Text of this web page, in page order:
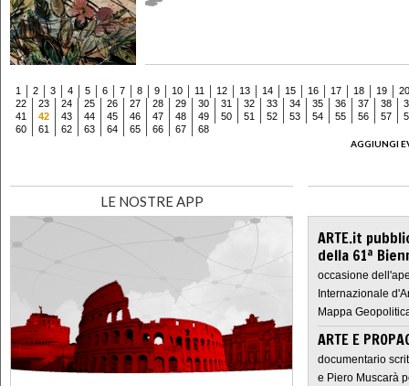
1 2 3 4 5 6 7 8 9 10 11 12 13 14 15 16 17 18 19
20
22
23 24 25 26 27 28 29 30 31 32 33 34 35 36 37 38
41
42 43 44 45 46 47 48 49 50 51 52 53 54 55 56 57
60
61 62 63 64 65 66 67
68
AGGIUNGI
LE NOSTRE APP
ARTE.it
della 61ª
occasione
Internazionale
Mappa
ARTE E
documentario
e Piero Muscarà